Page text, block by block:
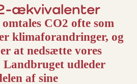
ækvivalenter
CO2 ofte som
klimaforandringer, og
at nedsætte vores
Landbruget udleder
af sine